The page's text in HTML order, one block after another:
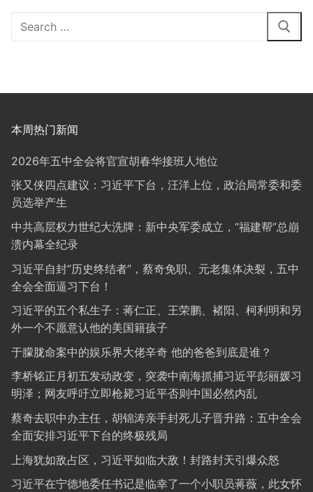
Search
本周热门新闻
2026年五中全会将官宣胡春华接班人地位
张又侠四点建议：习近平下台，汪洋上位，政治局常委和委
员选举产生
中共高层权力世纪大洗牌：新中央军委成立，“福建帮”总崩
溃内幕全纪录
习近平自封“历史终结者”，蔡奇免职、元老集体决裂，五中
全会全面逼习下台！
习近平的五个私生子：蒋仁正、王荣鹏、褚阳、柯利明和另
外一个不愿意认他的美国籍孩子
于朦胧命案中的娱乐界大佬辛奇 他的爸爸到底是谁？
李桥铭正月初五发动政变，突袭中南海抓捕习近平彭丽媛习
明泽；网友呼吁立即枪毙习近平否则中国必然内乱
蔡奇去职中办主任，胡锦涛亲手封死儿子晋升路：五中全会
全面安排习近平下台的终极残局
上海犹如敌占区，习近平如临大敌！封路封天引爆众怒
习近平在宁德地委任书记是临幸了一个小职员蒋薇，此女怀